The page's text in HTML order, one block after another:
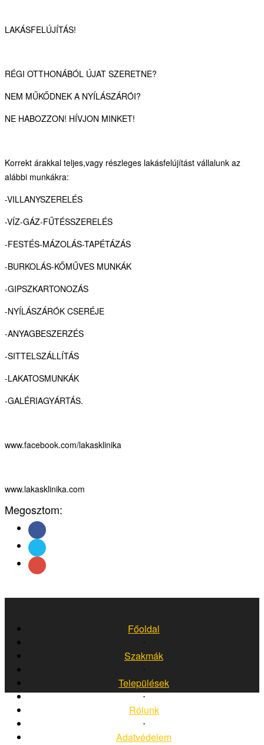
LAKÁSFELÚJÍTÁS!
RÉGI OTTHONÁBÓL ÚJAT SZERETNE?
NEM MŰKŐDNEK A NYÍLÁSZÁRÓI?
NE HABOZZON! HÍVJON MINKET!
Korrekt árakkal teljes,vagy részleges lakásfelújítást vállalunk az
alábbi munkákra:
-VILLANYSZERELÉS
-VÍZ-GÁZ-FŰTÉSSZERELÉS
-FESTÉS-MÁZOLÁS-TAPÉTÁZÁS
-BURKOLÁS-KŐMŰVES MUNKÁK
-GIPSZKARTONOZÁS
-NYÍLÁSZÁRÓK CSERÉJE
-ANYAGBESZERZÉS
-SITTELSZÁLLÍTÁS
-LAKATOSMUNKÁK
-GALÉRIAGYÁRTÁS.
www.facebook.com/lakasklinika
www.lakasklinika.com
Megosztom:
Főoldal
⋅
Szakmák
⋅
Települések
⋅
Rólunk
⋅
Adatvédelem